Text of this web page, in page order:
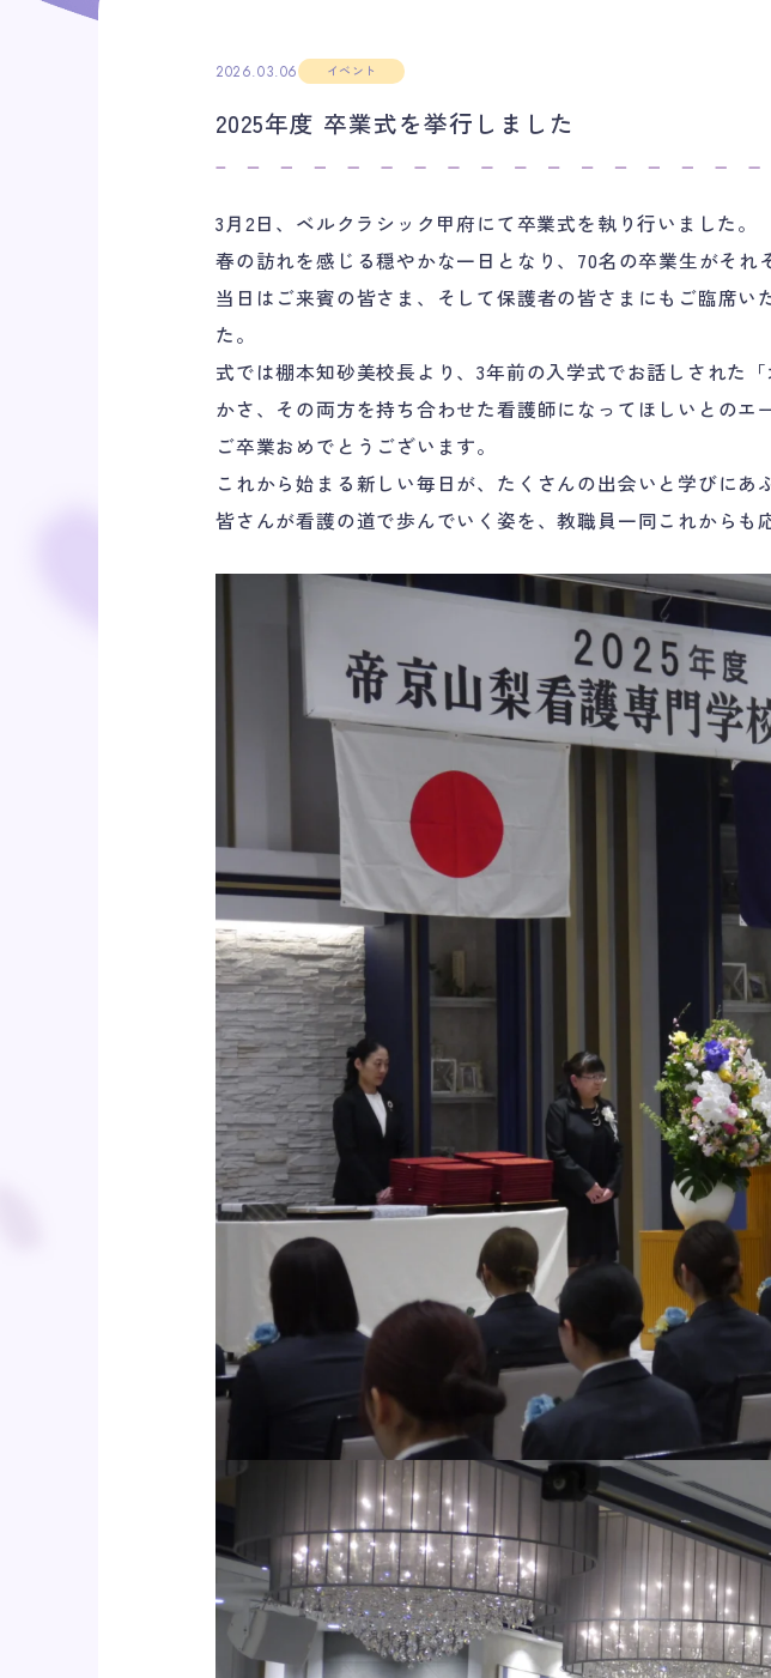
2026.03.06 イベント
2025年度 卒業式を挙行しました
3月2日、ベルクラシック甲府にて卒業式を執り行いました。
春の訪れを感じる穏やかな一日となり、70名の卒業生がそれ
当日はご来賓の皆さま、そして保護者の皆さまにもご臨席
た。
式では棚本知砂美校長より、3年前の入学式でお話しされた
かさ、その両方を持ち合わせた看護師になってほしいとのエ
ご卒業おめでとうございます。
これから始まる新しい毎日が、たくさんの出会いと学びにあ
皆さんが看護の道で歩んでいく姿を、教職員一同これからも